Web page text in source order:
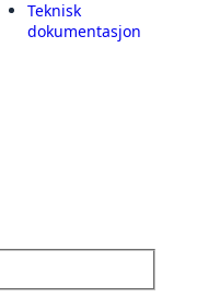
Teknisk
dokumentasjon